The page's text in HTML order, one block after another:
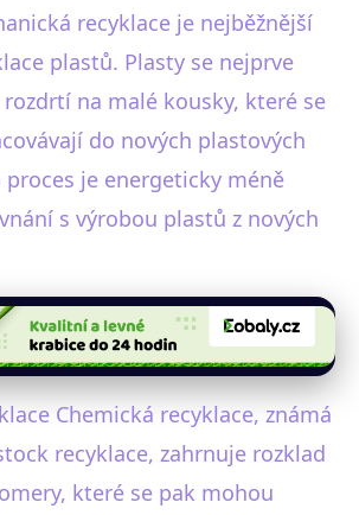
recyklace je nejběžnější
plastů. Plasty se nejprve
na malé kousky, které se
do nových plastových
je energeticky méně
s výrobou plastů z nových
Chemická recyklace, známá
recyklace, zahrnuje rozklad
které se pak mohou